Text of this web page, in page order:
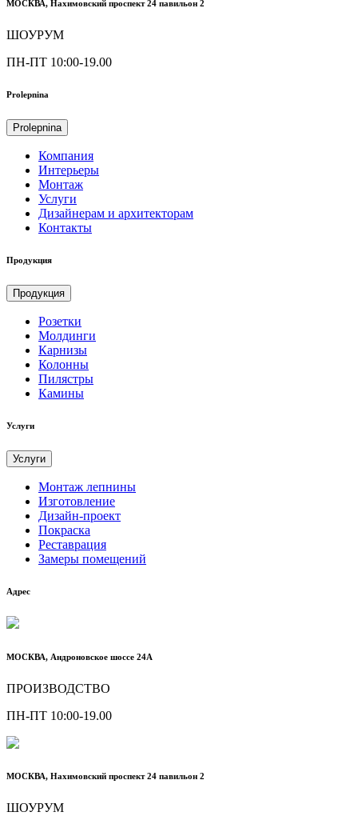
МОСКВА, Нахимовский проспект 24 павильон 2
ШОУРУМ
ПН-ПТ 10:00-19.00
Prolepnina
Prolepnina
Компания
Интерьеры
Монтаж
Услуги
Дизайнерам и архитекторам
Контакты
Продукция
Продукция
Розетки
Молдинги
Карнизы
Колонны
Пилястры
Камины
Услуги
Услуги
Монтаж лепнины
Изготовление
Дизайн-проект
Покраска
Реставрация
Замеры помещений
Адрес
МОСКВА, Андроновское шоссе 24А
ПРОИЗВОДСТВО
ПН-ПТ 10:00-19.00
МОСКВА, Нахимовский проспект 24 павильон 2
ШОУРУМ